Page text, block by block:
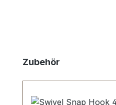
Skip product gallery
Zubehör